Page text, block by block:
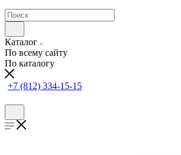
Каталог
По всему сайту
По каталогу
+7 (812) 334-15-15